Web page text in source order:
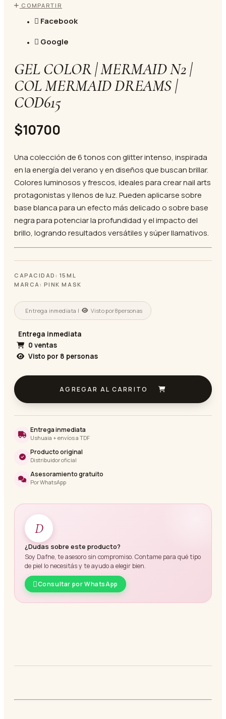
COMPARTIR
Facebook
Google
GEL COLOR | MERMAID N2 |
COL MERMAID DREAMS |
COD615
$10700
Una colección de 6 tonos con glitter intenso, inspirada
en la energía del verano y en diseños que buscan brillar.
Colores luminosos y frescos, ideales para crear nail arts
protagonistas y llenos de luz. Pueden aplicarse sobre
base blanca para un efecto más delicado o sobre base
negra para potenciar la profundidad y el impacto del
brillo, logrando resultados versátiles y súper llamativos.
CAPACIDAD: 15ML
MARCA: PINK MASK
Entrega inmediata | Visto por8personas
Entrega inmediata
0 ventas
Visto por 8 personas
AGREGAR AL CARRITO
Entrega inmediata
Ushuaia + envíos a TDF
Producto original
Distribuidor oficial
Asesoramiento gratuito
Por WhatsApp
D
¿Dudas sobre este producto?
Soy Dafne, te asesoro sin compromiso. Contame para qué tipo
de piel lo necesitás y te ayudo a elegir bien.
Consultar por WhatsApp